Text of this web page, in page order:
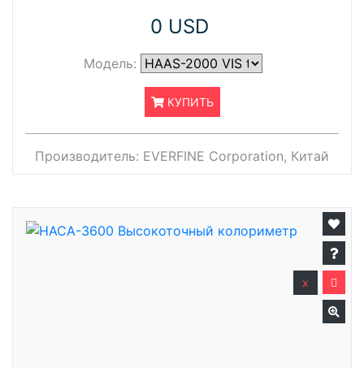
0 USD
Модель:
КУПИТЬ
Производитель: EVERFINE Corporation, Китай
x